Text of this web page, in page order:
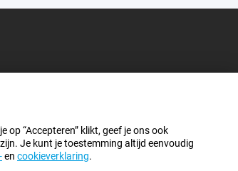
“Accepteren” klikt, geef je ons ook
Je kunt je toestemming altijd eenvoudig
en cookieverklaring.